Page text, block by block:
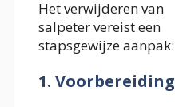
Het verwijderen van
salpeter vereist een
stapsgewijze aanpak:
1. Voorbereiding